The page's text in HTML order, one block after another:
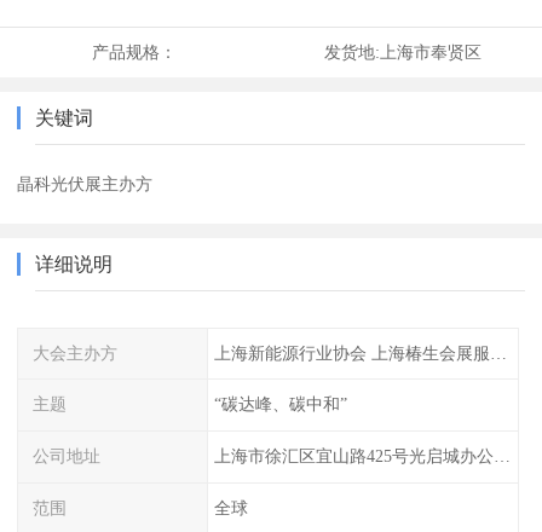
产品规格： 发货地:上海市奉贤区
关键词
晶科光伏展主办方
详细说明
大会主办方
主题 “碳达峰、碳中和”
公司地址 上海市徐汇区宜山路425号光启城办公楼905-907室
范围 全球